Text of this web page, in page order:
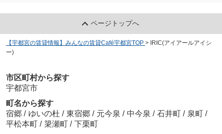
ページトップへ
【宇都宮の賃貸情報】みんなの賃貸Café宇都宮TOP > IRIC(アイアールアイシ
ー)
市区町村から探す
宇都宮市
町名から探す
宿郷 / ゆいの杜 / 東宿郷 / 元今泉 / 中今泉 / 石井町 / 泉町 /
平松本町 / 簗瀬町 / 下栗町